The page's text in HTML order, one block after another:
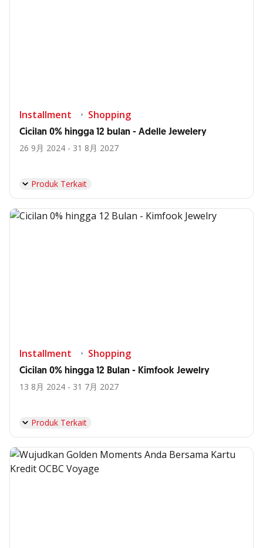
Installment Shopping
Cicilan 0% hingga 12 bulan - Adelle Jewelery
26 9月 2024 - 31 8月 2027
Produk Terkait
Installment Shopping
Cicilan 0% hingga 12 Bulan - Kimfook Jewelry
13 8月 2024 - 31 7月 2027
Produk Terkait